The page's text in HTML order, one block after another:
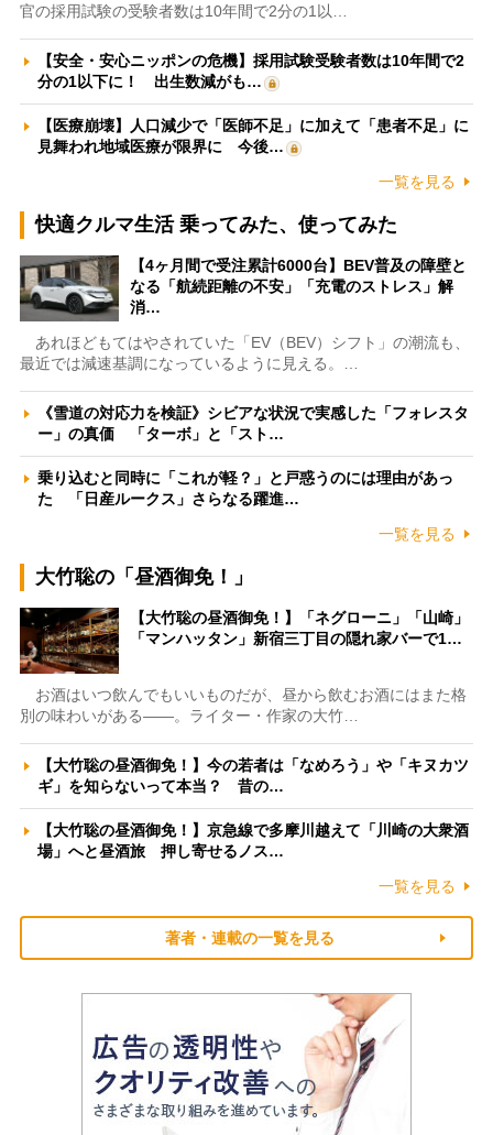
官の採用試験の受験者数は10年間で2分の1以…
【安全・安心ニッポンの危機】採用試験受験者数は10年間で2
分の1以下に！ 出生数減がも…
【医療崩壊】人口減少で「医師不足」に加えて「患者不足」に
見舞われ地域医療が限界に 今後…
一覧を見る
快適クルマ生活 乗ってみた、使ってみた
【4ヶ月間で受注累計6000台】BEV普及の障壁と
なる「航続距離の不安」「充電のストレス」解
消…
あれほどもてはやされていた「EV（BEV）シフト」の潮流も、
最近では減速基調になっているように見える。…
《雪道の対応力を検証》シビアな状況で実感した「フォレスタ
ー」の真価 「ターボ」と「スト…
乗り込むと同時に「これが軽？」と戸惑うのには理由があっ
た 「日産ルークス」さらなる躍進…
一覧を見る
大竹聡の「昼酒御免！」
【大竹聡の昼酒御免！】「ネグローニ」「山崎」
「マンハッタン」新宿三丁目の隠れ家バーで1…
お酒はいつ飲んでもいいものだが、昼から飲むお酒にはまた格
別の味わいがある――。ライター・作家の大竹…
【大竹聡の昼酒御免！】今の若者は「なめろう」や「キヌカツ
ギ」を知らないって本当？ 昔の…
【大竹聡の昼酒御免！】京急線で多摩川越えて「川崎の大衆酒
場」へと昼酒旅 押し寄せるノス…
一覧を見る
著者・連載の一覧を見る